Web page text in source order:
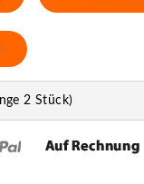
2 Stück)